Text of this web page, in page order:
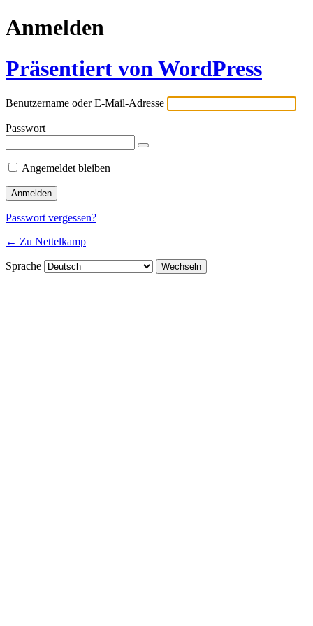
Anmelden
Präsentiert von WordPress
Benutzername oder E-Mail-Adresse
Passwort
Angemeldet bleiben
Passwort vergessen?
← Zu Nettelkamp
Sprache